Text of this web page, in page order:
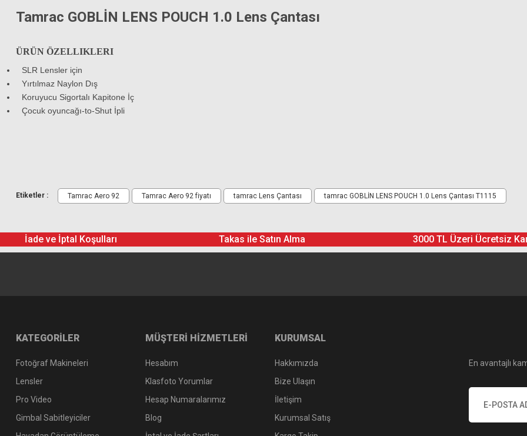
Tamrac GOBLİN LENS POUCH 1.0 Lens Çantası
ÜRÜN ÖZELLIKLERI
SLR Lensler için
Yırtılmaz Naylon Dış
Koruyucu Sigortalı Kapitone İç
Çocuk oyuncağı-to-Shut İpli
Etiketler : Tamrac Aero 92 Tamrac Aero 92 fiyatı tamrac Lens Çantası tamrac GOBLİN LENS POUCH 1.0 Lens Çantası T1115
İade ve İptal Koşulları Takas ile Satın Alma 3000 TL Üzeri Ücretsiz
KATEGORİLER
Fotoğraf Makineleri
Lensler
Pro Video
Gimbal Sabitleyiciler
MÜŞTERİ HİZMETLERİ
Hesabım
Klasfoto Yorumlar
Hesap Numaralarımız
Blog
KURUMSAL
Hakkımızda
Bize Ulaşın
İletişim
Kurumsal Satış
En avantajlı